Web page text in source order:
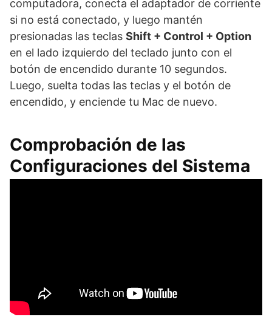
computadora, conecta el adaptador de corriente
si no está conectado, y luego mantén
presionadas las teclas Shift + Control + Option
en el lado izquierdo del teclado junto con el
botón de encendido durante 10 segundos.
Luego, suelta todas las teclas y el botón de
encendido, y enciende tu Mac de nuevo.
Comprobación de las
Configuraciones del Sistema